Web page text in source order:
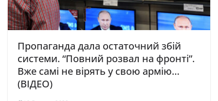
Пропаганда дала остаточний збій
системи. “Повний розвал на фронті”.
Вже самі не вірять у свою армію…
(ВІДЕО)